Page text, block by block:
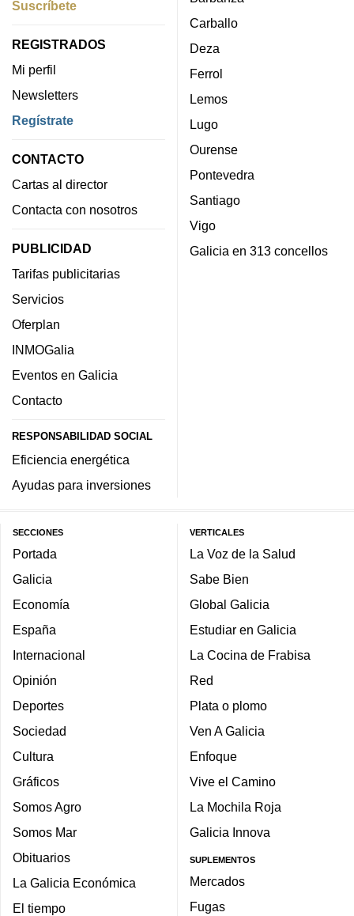
Suscríbete
REGISTRADOS
Mi perfil
Newsletters
Regístrate
CONTACTO
Cartas al director
Contacta con nosotros
PUBLICIDAD
Tarifas publicitarias
Servicios
Oferplan
INMOGalia
Eventos en Galicia
Contacto
RESPONSABILIDAD SOCIAL
Eficiencia energética
Ayudas para inversiones
Carballo
Deza
Ferrol
Lemos
Lugo
Ourense
Pontevedra
Santiago
Vigo
Galicia en 313 concellos
SECCIONES
Portada
Galicia
Economía
España
Internacional
Opinión
Deportes
Sociedad
Cultura
Gráficos
Somos Agro
Somos Mar
Obituarios
La Galicia Económica
El tiempo
VERTICALES
La Voz de la Salud
Sabe Bien
Global Galicia
Estudiar en Galicia
La Cocina de Frabisa
Red
Plata o plomo
Ven A Galicia
Enfoque
Vive el Camino
La Mochila Roja
Galicia Innova
SUPLEMENTOS
Mercados
Fugas